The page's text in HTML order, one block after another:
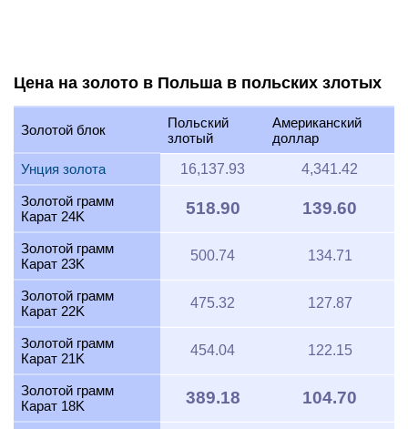
Цена на золото в Польша в польских злотых
Золотой блок
Польский
злотый
Американский
доллар
Унция золота
16,137.93 4,341.42
Золотой грамм
Карат 24K
518.90 139.60
Золотой грамм
Карат 23K
500.74 134.71
Золотой грамм
Карат 22K
475.32 127.87
Золотой грамм
Карат 21K
454.04 122.15
Золотой грамм
Карат 18K
389.18 104.70